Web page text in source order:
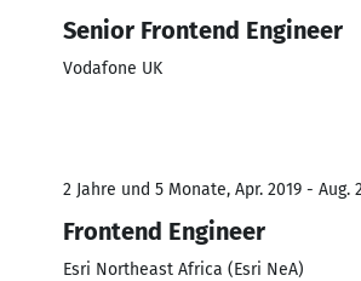
Senior Frontend Engineer
Vodafone UK
2 Jahre und 5 Monate, Apr. 2019 - Aug.
Frontend Engineer
Esri Northeast Africa (Esri NeA)